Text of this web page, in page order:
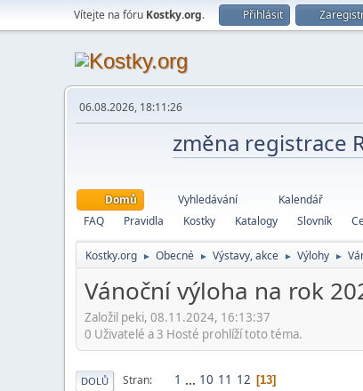
Vítejte na fóru Kostky.org. Přihlásit
06.08.2026, 18:11:26
změna registrace
Domů Vyhledávání
Kalendář
FAQ
Pravidla Kostky Katalogy Slovník
Kostky.org ► Obecné ► Výstavy, akce ► Výlohy ►
Vánoční výloha na rok
Založil peki, 08.11.2024, 16:13:37
0 Uživatelé a 3 Hosté prohlíží toto téma.
DOLŮ Stran 1 ... 10 11 12 13